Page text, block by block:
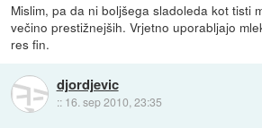
Mislim, pa da ni boljšega sladoleda kot tisti
večino prestižnejših. Vrjetno uporabljajo
res fin.
djordjevic
:: 16. sep 2010, 23:35